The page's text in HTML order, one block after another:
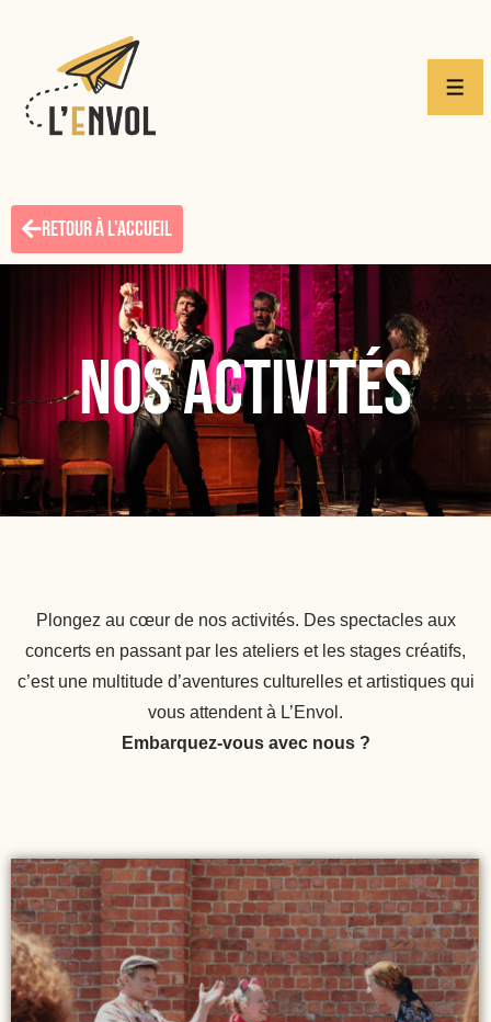
RETOUR À L'ACCUEIL
nos activités
Plongez au cœur de nos activités. Des spectacles aux
concerts en passant par les ateliers et les stages créatifs,
c’est une multitude d’aventures culturelles et artistiques qui
vous attendent à L’Envol.
Embarquez-vous avec nous ?